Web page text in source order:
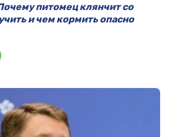
питомец клянчит со
и чем кормить опасно